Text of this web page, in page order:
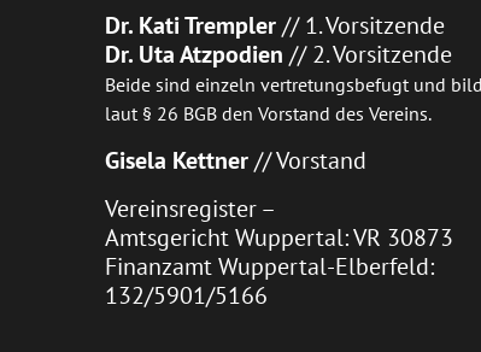
Dr. Kati Trempler// 1. Vorsitzende
Dr. Uta Atzpodien // 2. Vorsitzende
Beide sind einzeln vertretungsbefugt und
laut § 26 BGB den Vorstand des Vereins.
Gisela Kettner// Vorstand
Vereinsregister –
Amtsgericht Wuppertal: VR 30873
Finanzamt Wuppertal-Elberfeld:
132/5901/5166